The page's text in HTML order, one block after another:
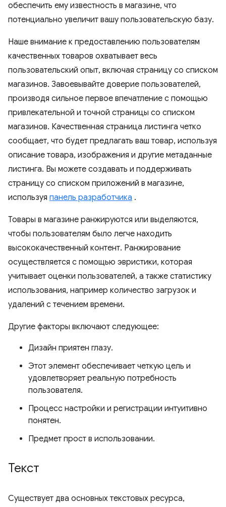
обеспечить ему известность в магазине, что
потенциально увеличит вашу пользовательскую базу.
Наше внимание к предоставлению пользователям
качественных товаров охватывает весь
пользовательский опыт, включая страницу со списком
магазинов. Завоевывайте доверие пользователей,
производя сильное первое впечатление с помощью
привлекательной и точной страницы со списком
магазинов. Качественная страница листинга четко
сообщает, что будет предлагать ваш товар, используя
описание товара, изображения и другие метаданные
листинга. Вы можете создавать и поддерживать
страницу со списком приложений в магазине,
используя панель разработчика .
Товары в магазине ранжируются или выделяются,
чтобы пользователям было легче находить
высококачественный контент. Ранжирование
осуществляется с помощью эвристики, которая
учитывает оценки пользователей, а также статистику
использования, например количество загрузок и
удалений с течением времени.
Другие факторы включают следующее:
Дизайн приятен глазу.
Этот элемент обеспечивает четкую цель и
удовлетворяет реальную потребность
пользователя.
Процесс настройки и регистрации интуитивно
понятен.
Предмет прост в использовании.
Текст
Существует два основных текстовых ресурса,